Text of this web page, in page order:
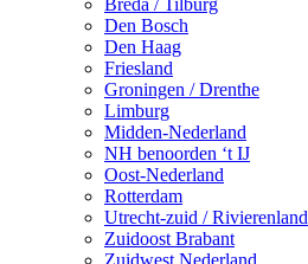
Breda / Tilburg
Den Bosch
Den Haag
Friesland
Groningen / Drenthe
Limburg
Midden-Nederland
NH benoorden ‘t IJ
Oost-Nederland
Rotterdam
Utrecht-zuid / Rivierenland
Zuidoost Brabant
Zuidwest Nederland